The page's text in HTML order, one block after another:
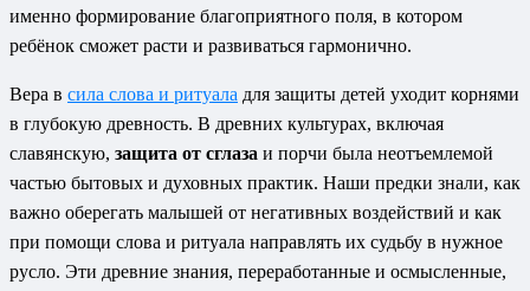
именно формирование благоприятного поля, в котором
ребёнок сможет расти и развиваться гармонично.
Вера в сила слова и ритуала для защиты детей уходит корнями
в глубокую древность. В древних культурах, включая
славянскую, защита от сглаза и порчи была неотъемлемой
частью бытовых и духовных практик. Наши предки знали, как
важно оберегать малышей от негативных воздействий и как
при помощи слова и ритуала направлять их судьбу в нужное
русло. Эти древние знания, переработанные и осмысленные,